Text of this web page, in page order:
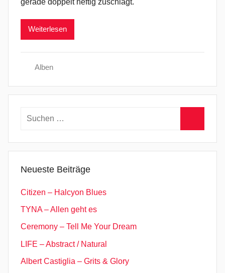
Weiterlesen
Alben
Suchen
Neueste Beiträge
Citizen – Halcyon Blues
TYNA – Allen geht es
Ceremony – Tell Me Your Dream
LIFE – Abstract / Natural
Albert Castiglia – Grits & Glory